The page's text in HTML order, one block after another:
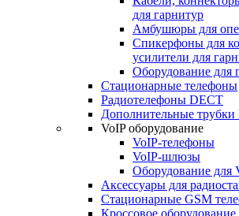
для гарнитур
Амбушюры для
Cпикерфоны для
усилители для
Оборудование для
Стационарные телефоны
Радиотелефоны DECT
Дополнительные
VoIP оборудование
VoIP-телефоны
VoIP-шлюзы
Оборудование для
Аксессуары для
Стационарные GSM